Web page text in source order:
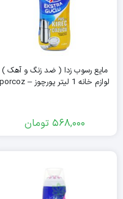
مایع رسوب زدا ( ضد زنگ و آهک )
لوازم خانه 1 لیتر پورچوز – porcoz
568,000 تومان